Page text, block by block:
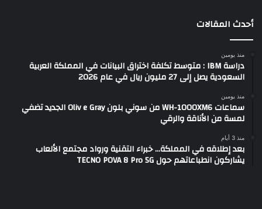
أحدث المقالات
منذ يومين
دراسة IBM : متوسط تكلفة اختراق البيانات في المملكة العربية
السعودية يصل إلى 27 مليون ريال في عام 2026
منذ يومين
سماعات WH-1000XM6 من سوني بلون Oliv e Gray الجديد تضفي
لمسة من الأناقة والرقي
منذ 3 أيام
بعد إطلاقه في المملكة… خبراء التقنية ورواد مجتمع الألعاب
يشاركون انطباعاتهم حول TECNO POVA 8 Pro 5G